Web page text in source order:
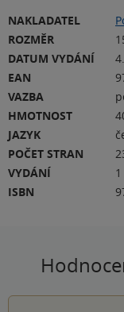
NAKLADATEL
ROZMĚR
DATUM VYDÁNÍ
EAN
VAZBA
HMOTNOST
JAZYK
POČET STRAN
VYDÁNÍ
1
ISBN